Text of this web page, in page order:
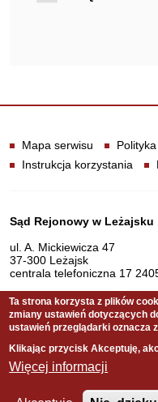
Mapa serwisu
Instrukcja korzystania
Dane
Sąd Rejonowy w Leżajsku
ul. A. Mickiewicza 47
37-300 Leżajsk
centrala telefoniczna 17
Serwis pełni funkcję strony
Copyright © 2011 Sąd
Ta strona korzysta z plików
zmiany ustawień dotyczących
ustawień przeglądarki oznacza
Klikając przycisk Akceptuję,
Więcej informacji